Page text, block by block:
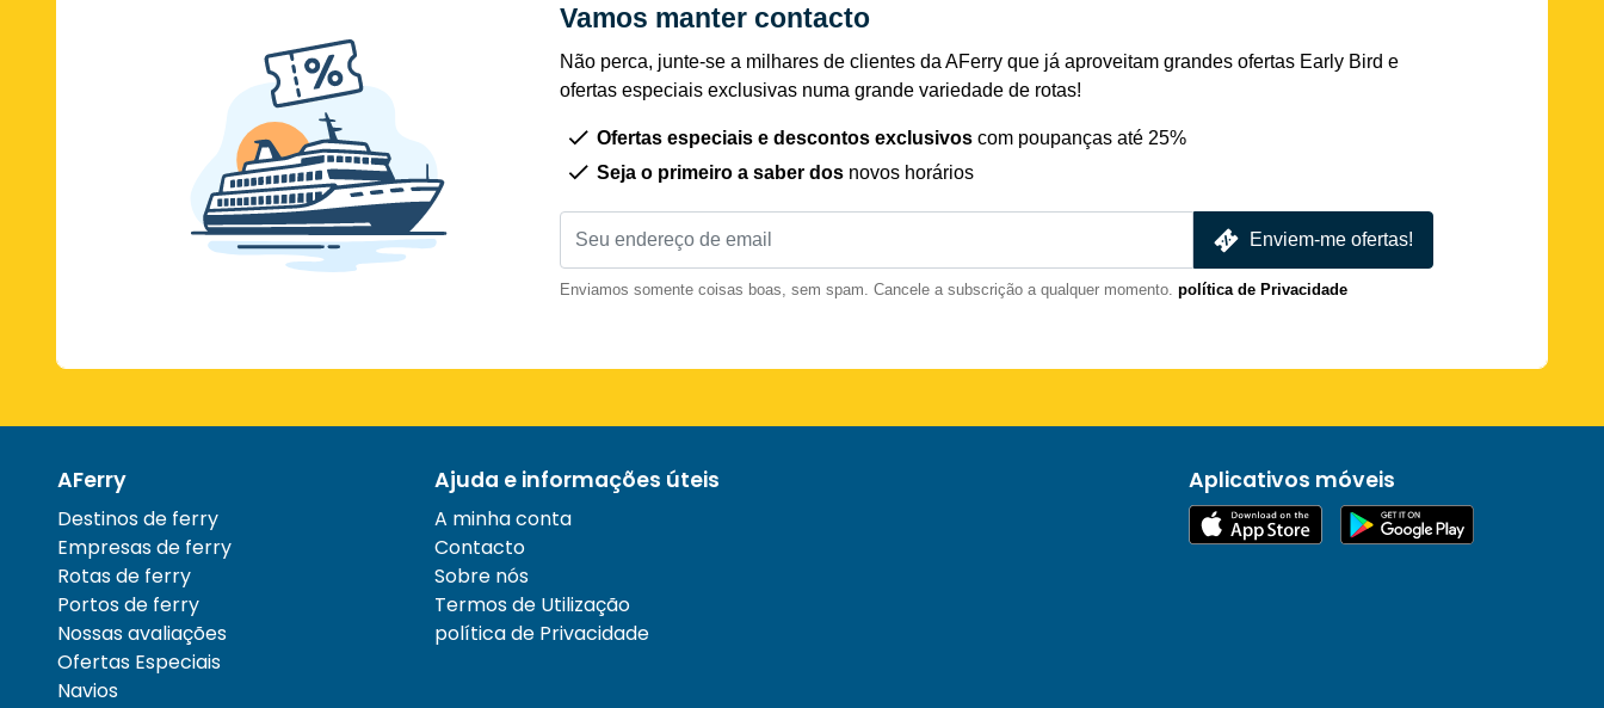
Vamos manter contacto
Não perca, junte-se a milhares de clientes da AFerry que já aproveitam grandes ofertas Early Bird e
ofertas especiais exclusivas numa grande variedade de rotas!
Ofertas especiais e descontos exclusivos com poupanças até 25%
Seja o primeiro a saber dos novos horários
Enviem-me ofertas!
Enviamos somente coisas boas, sem spam. Cancele a subscrição a qualquer momento. política de Privacidade
AFerry
Destinos de ferry
Empresas de ferry
Rotas de ferry
Portos de ferry
Nossas avaliações
Ofertas Especiais
Navios
Ajuda e informações úteis
A minha conta
Contacto
Sobre nós
Termos de Utilização
política de Privacidade
Aplicativos móveis